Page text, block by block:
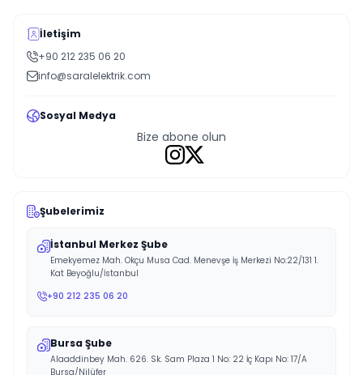
İletişim
+90 212 235 06 20
info@saralelektrik.com
Sosyal Medya
Bize abone olun
Şubelerimiz
İstanbul Merkez Şube
Emekyemez Mah. Okçu Musa Cad. Menevşe İş Merkezi No:22/131 1.
Kat Beyoğlu/İstanbul
+90 212 235 06 20
Bursa Şube
Alaaddinbey Mah. 626. Sk. Sam Plaza 1 No: 22 İç Kapı No: 17/A
Bursa/Nilüfer